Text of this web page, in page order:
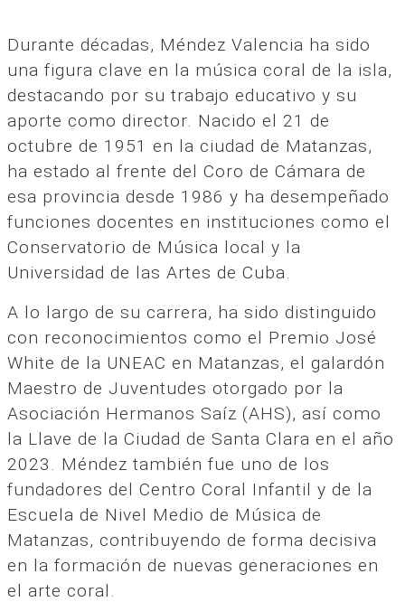
Durante décadas, Méndez Valencia ha sido
una figura clave en la música coral de la isla,
destacando por su trabajo educativo y su
aporte como director. Nacido el 21 de
octubre de 1951 en la ciudad de Matanzas,
ha estado al frente del Coro de Cámara de
esa provincia desde 1986 y ha desempeñado
funciones docentes en instituciones como el
Conservatorio de Música local y la
Universidad de las Artes de Cuba.
A lo largo de su carrera, ha sido distinguido
con reconocimientos como el Premio José
White de la UNEAC en Matanzas, el galardón
Maestro de Juventudes otorgado por la
Asociación Hermanos Saíz (AHS), así como
la Llave de la Ciudad de Santa Clara en el año
2023. Méndez también fue uno de los
fundadores del Centro Coral Infantil y de la
Escuela de Nivel Medio de Música de
Matanzas, contribuyendo de forma decisiva
en la formación de nuevas generaciones en
el arte coral.